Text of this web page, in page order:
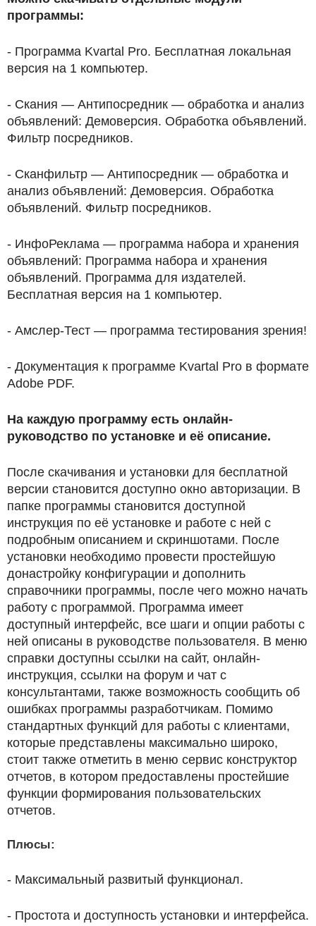
программы:
- Программа Kvartal Pro. Бесплатная локальная
версия на 1 компьютер.
- Скания — Антипосредник — обработка и анализ
объявлений: Демоверсия. Обработка объявлений.
Фильтр посредников.
- Сканфильтр — Антипосредник — обработка и
анализ объявлений: Демоверсия. Обработка
объявлений. Фильтр посредников.
- ИнфоРеклама — программа набора и хранения
объявлений: Программа набора и хранения
объявлений. Программа для издателей.
Бесплатная версия на 1 компьютер.
- Амслер-Тест — программа тестирования зрения!
- Документация к программе Kvartal Pro в формате
Adobe PDF.
На каждую программу есть онлайн-
руководство по установке и её описание.
После скачивания и установки для бесплатной
версии становится доступно окно авторизации. В
папке программы становится доступной
инструкция по её установке и работе с ней с
подробным описанием и скриншотами. После
установки необходимо провести простейшую
донастройку конфигурации и дополнить
справочники программы, после чего можно начать
работу с программой. Программа имеет
доступный интерфейс, все шаги и опции работы с
ней описаны в руководстве пользователя. В меню
справки доступны ссылки на сайт, онлайн-
инструкция, ссылки на форум и чат с
консультантами, также возможность сообщить об
ошибках программы разработчикам. Помимо
стандартных функций для работы с клиентами,
которые представлены максимально широко,
стоит также отметить в меню сервис конструктор
отчетов, в котором предоставлены простейшие
функции формирования пользовательских
отчетов.
Плюсы:
- Максимальный развитый функционал.
- Простота и доступность установки и интерфейса.